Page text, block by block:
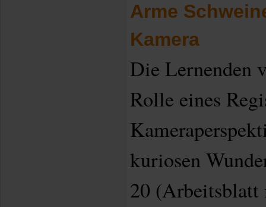
Arme
Kamera
Die Lernenden
Rolle eines
kuriosen
20 (Arbeitsblatt